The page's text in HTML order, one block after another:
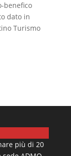
benefico
dato in
Turismo
più di 20